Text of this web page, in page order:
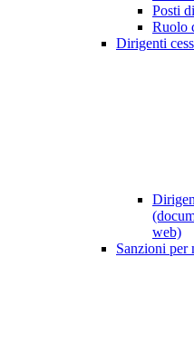
Posti
Ruolo
Dirigenti
web)
Sanzioni per